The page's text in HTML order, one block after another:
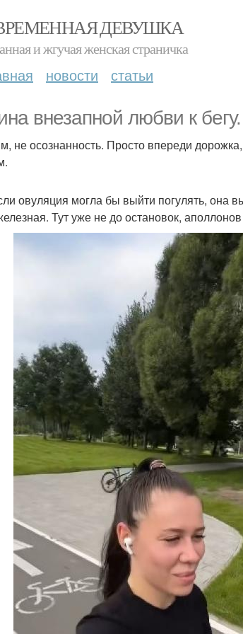
ДЕВУШКА
и жгучая женская страничка
новости статьи
внезапной любви к бегу.
не осознанность. Просто впереди
овуляция могла бы выйти погулять,
Тут уже не до остановок, аполлонов